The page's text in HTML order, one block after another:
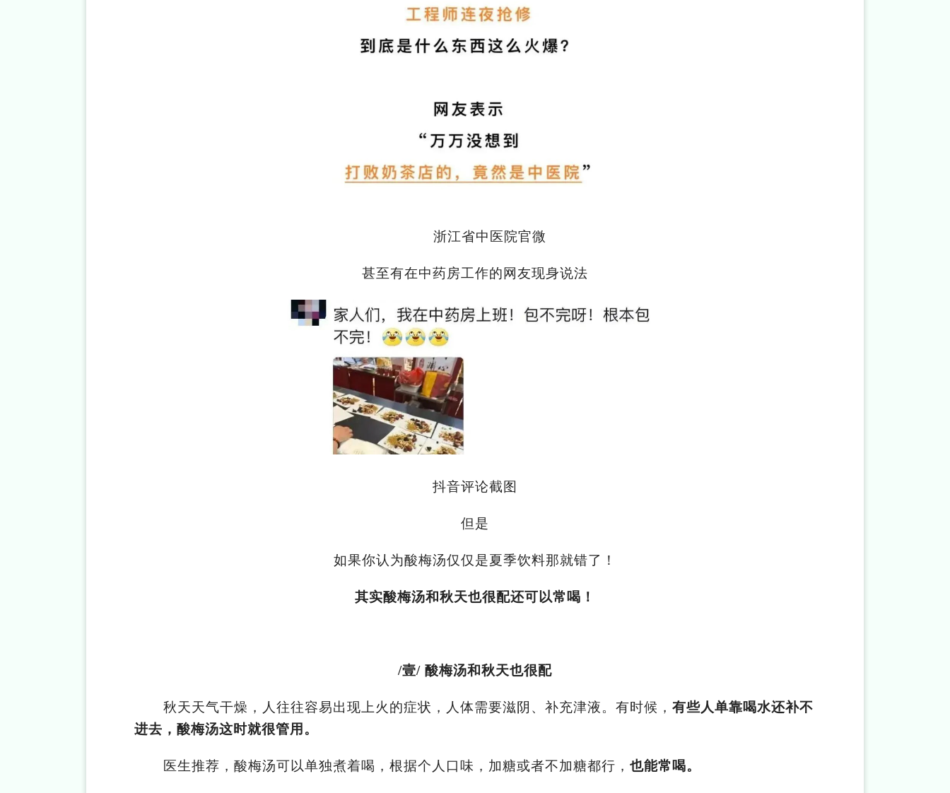
浙江省中医院官微
甚至有在中药房工作的网友现身说法
抖音评论截图
但是
如果你认为酸梅汤仅仅是夏季饮料那就错了！
其实酸梅汤和秋天也很配还可以常喝！
/壹/ 酸梅汤和秋天也很配
秋天天气干燥，人往往容易出现上火的症状，人体需要滋阴、补充津液。有时候， 有些人单靠喝水还补不
进去，酸梅汤这时就很管用。
医生推荐，酸梅汤可以单独煮着喝，根据个人口味，加糖或者不加糖都行， 也能常喝。